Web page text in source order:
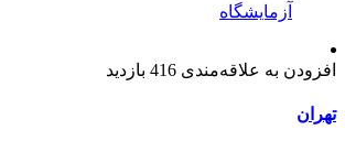
آزمایشگاه
افزودن به علاقه‌مندی 416 بازدید
تهران